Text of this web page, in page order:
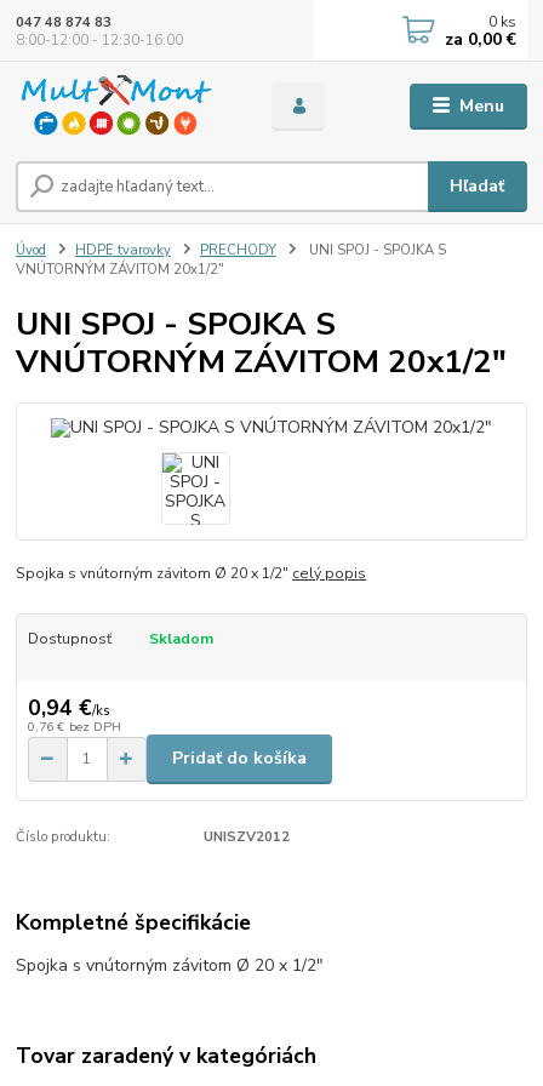
Menu
Hľadať
047 48 874 83
8:00-12:00 - 12:30-16:00
0 ks
za 0,00 €
Úvod HDPE tvarovky PRECHODY
UNI SPOJ - SPOJKA S
VNÚTORNÝM ZÁVITOM 20x1/2"
UNI SPOJ - SPOJKA S
VNÚTORNÝM ZÁVITOM 20x1/2"
Spojka s vnútorným závitom Ø 20 x 1/2" celý popis
Dostupnosť Skladom
0,94 €/ks
0,76 € bez DPH
Pridať do košíka
Číslo produktu: UNISZV2012
Kompletné špecifikácie
Spojka s vnútorným závitom Ø 20 x 1/2"
Tovar zaradený v kategóriách